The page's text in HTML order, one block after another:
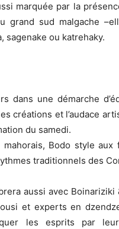
marquée par la
grand sud malgache
sagenake ou katrehaky.
dans une démarche
créations et l’audace
du samedi.
mahorais, Bodo style
traditionnels des
aussi avec Boinariziki
et experts en
les esprits par